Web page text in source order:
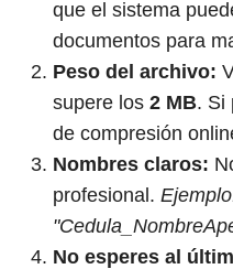
que el sistema
documentos para
Peso del archivo:
supere los 2 MB. Si
de compresión
Nombres claros:
profesional.
No esperes al